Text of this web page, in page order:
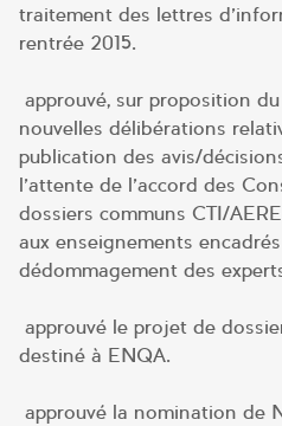
traitement des lettres
rentrée 2015.
approuvé, sur proposition
nouvelles délibérations
publication des avis/
l’attente de l’accord des
dossiers communs CTI/
aux enseignements
dédommagement des
approuvé le projet de
destiné à ENQA.
approuvé la nomination de